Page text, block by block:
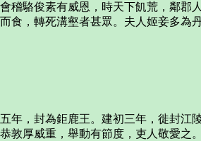
稽駱俊素有威恩，時天下飢荒，鄰郡
食，轉死溝壑者甚眾。夫人姬妾多為
年，封為鉅鹿王。建初三年，徙封
敦厚威重，舉動有節度，吏人敬愛之